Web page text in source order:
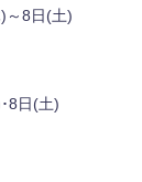
～8日(土)
8日(土)